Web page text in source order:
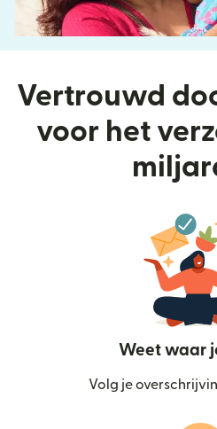
Vertrouwd
voor het
Weet waar
Volg je